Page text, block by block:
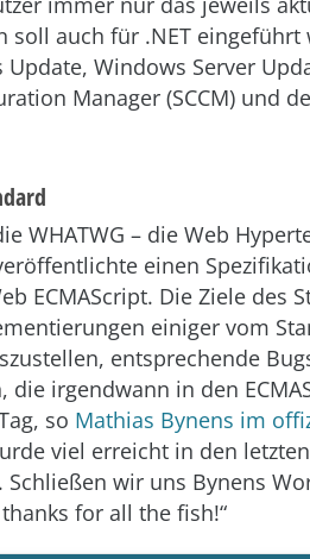
soll auch für .NET eingeführt
Windows Server
Manager (SCCM) und
WHATWG – die Web
einen
ECMAScript. Die Ziele des
einiger vom
entsprechende
irgendwann in den
so Mathias Bynens im
viel erreicht in den
wir uns Bynens
for all the fish!“